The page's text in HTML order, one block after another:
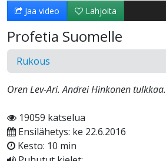
Jaa video Lahjoita
Profetia Suomelle
Rukous
Oren Lev-Ari. Andrei Hinkonen tulkkaa.
19059 katselua
Ensilähetys: ke 22.6.2016
Kesto: 10 min